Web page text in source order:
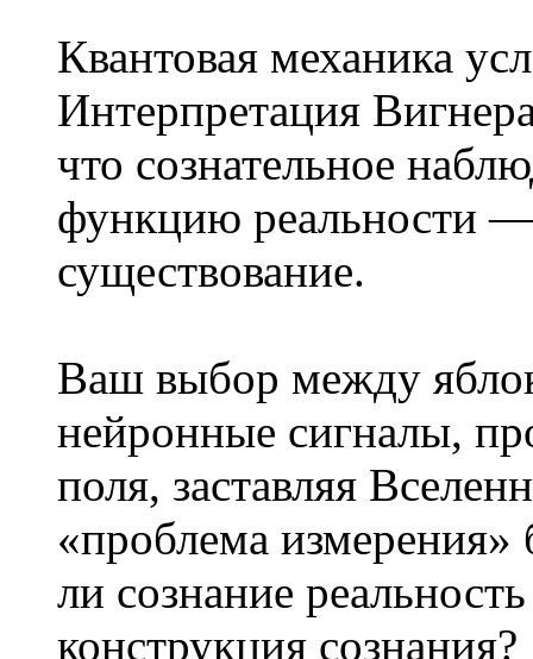
Квантовая механика
Интерпретация
что сознательное
функцию реальности —
существование.
Ваш выбор между
нейронные сигналы,
поля, заставляя
«проблема измерения»
ли сознание
конструкция сознания?